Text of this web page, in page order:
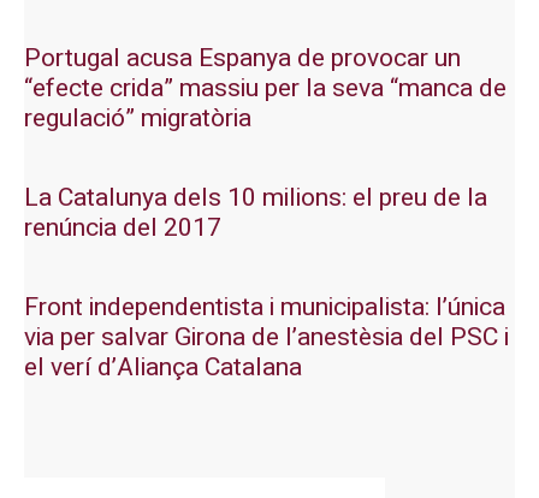
Portugal acusa Espanya de provocar un
“efecte crida” massiu per la seva “manca de
regulació” migratòria
La Catalunya dels 10 milions: el preu de la
renúncia del 2017
Front independentista i municipalista: l’única
via per salvar Girona de l’anestèsia del PSC i
el verí d’Aliança Catalana